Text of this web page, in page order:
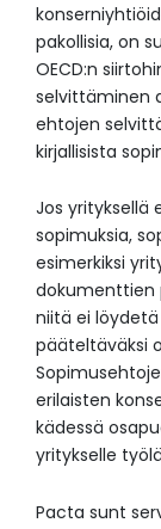
pakollisia, on
OECD:n
selvittäminen
ehtojen
kirjallisista
Jos yrityksellä
sopimuksia,
esimerkiksi
dokumenttien
niitä ei löydetä
pääteltäväksi
erilaisten
kädessä
yritykselle
Pacta sunt